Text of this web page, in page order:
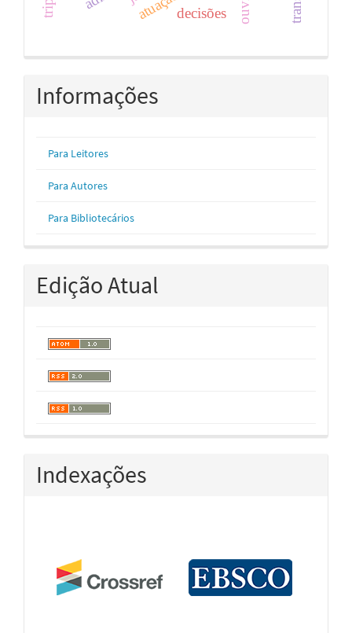
decisões
Informações
Para Leitores
Para Autores
Para Bibliotecários
Edição Atual
Indexações